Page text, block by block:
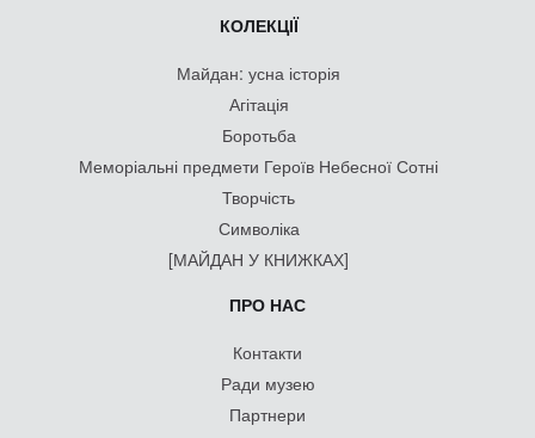
КОЛЕКЦІЇ
Майдан: усна історія
Агітація
Боротьба
Меморіальні предмети Героїв Небесної Сотні
Творчість
Символіка
[МАЙДАН У КНИЖКАХ]
ПРО НАС
Контакти
Ради музею
Партнери